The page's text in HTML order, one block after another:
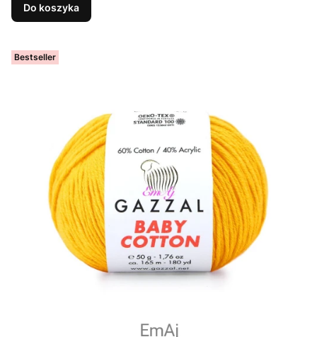
Do koszyka
Bestseller